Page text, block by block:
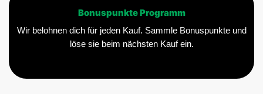
Bonuspunkte Programm
Wir belohnen dich für jeden Kauf. Sammle Bonuspunkte und
löse sie beim nächsten Kauf ein.